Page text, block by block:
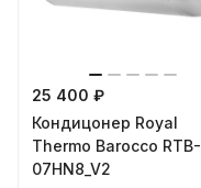
25 400 ₽
Кондицонер Royal
Thermo Barocco RTB-
07HN8_V2